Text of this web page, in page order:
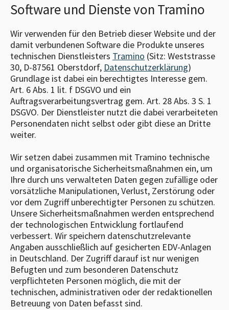
Software und Dienste von Tramino
Wir verwenden für den Betrieb dieser Website und der
damit verbundenen Software die Produkte unseres
technischen Dienstleisters Tramino (Sitz: Weststrasse
30, D-87561 Oberstdorf, Datenschutzerklärung)
Grundlage ist dabei ein berechtigtes Interesse gem.
Art. 6 Abs. 1 lit. f DSGVO und ein
Auftragsverarbeitungsvertrag gem. Art. 28 Abs. 3 S. 1
DSGVO. Der Dienstleister nutzt die dabei verarbeiteten
Personendaten nicht selbst oder gibt diese an Dritte
weiter.
Wir setzen dabei zusammen mit Tramino technische
und organisatorische Sicherheitsmaßnahmen ein, um
Ihre durch uns verwalteten Daten gegen zufällige oder
vorsätzliche Manipulationen, Verlust, Zerstörung oder
vor dem Zugriff unberechtigter Personen zu schützen.
Unsere Sicherheitsmaßnahmen werden entsprechend
der technologischen Entwicklung fortlaufend
verbessert. Wir speichern datenschutzrelevante
Angaben ausschließlich auf gesicherten EDV-Anlagen
in Deutschland. Der Zugriff darauf ist nur wenigen
Befugten und zum besonderen Datenschutz
verpflichteten Personen möglich, die mit der
technischen, administrativen oder der redaktionellen
Betreuung von Daten befasst sind.